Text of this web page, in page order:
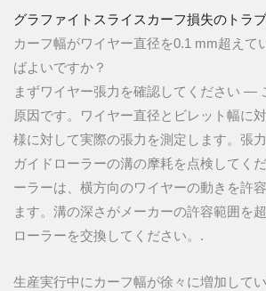
グラファイトスライスカーフ損失のトラ
カーフ幅がワイヤー直径を0.1 mm超え
ばよいですか？
まずワイヤー張力を確認してください —
原因です。ワイヤー直径とビレット幅に
様に対して実際の張力を測定します。張
ガイドローラーの溝の摩耗を点検してく
ーラーは、横方向のワイヤーの動きを許
ます。溝の深さがメーカーの許容範囲を
ローラーを交換してください。.
生産実行中にカーフ幅が徐々に増加して